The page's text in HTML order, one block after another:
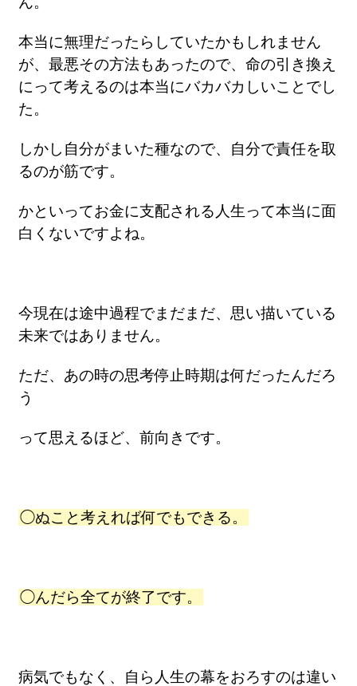
本当に無理だったらしていたかもしれません
が、最悪その方法もあったので、命の引き換え
にって考えるのは本当にバカバカしいことでし
た。
しかし自分がまいた種なので、自分で責任を取
るのが筋です。
かといってお金に支配される人生って本当に面
白くないですよね。
今現在は途中過程でまだまだ、思い描いている
未来ではありません。
ただ、あの時の思考停止時期は何だったんだろ
う
って思えるほど、前向きです。
◯ぬこと考えれば何でもできる。
◯んだら全てが終了です。
病気でもなく、自ら人生の幕をおろすのは違い